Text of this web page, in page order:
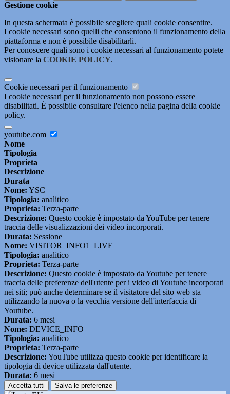
Gestione cookie
In questa schermata è possibile scegliere quali cookie consentire.
I cookie necessari sono quelli che consentono il funzionamento della
piattaforma e non è possibile disabilitarli.
Per conoscere quali sono i cookie necessari al funzionamento potete
visionare la COOKIE POLICY.
Cookie necessari per il funzionamento
I cookie necessari per il funzionamento non possono essere
disabilitati. È possibile consultare l'elenco nella pagina della cookie
policy.
youtube.com
Nome
Tipologia
Proprieta
Descrizione
Durata
Nome: YSC
Tipologia: analitico
Proprieta: Terza-parte
Descrizione: Questo cookie è impostato da YouTube per tenere
traccia delle visualizzazioni dei video incorporati.
Durata: Sessione
Nome: VISITOR_INFO1_LIVE
Tipologia: analitico
Proprieta: Terza-parte
Descrizione: Questo cookie è impostato da Youtube per tenere
traccia delle preferenze dell'utente per i video di Youtube incorporati
nei siti; può anche determinare se il visitatore del sito web sta
utilizzando la nuova o la vecchia versione dell'interfaccia di
Youtube.
Durata: 6 mesi
Nome: DEVICE_INFO
Tipologia: analitico
Proprieta: Terza-parte
Descrizione: YouTube utilizza questo cookie per identificare la
tipologia di device utilizzata dall'utente.
Durata: 6 mesi
Accetta tutti Salva le preferenze